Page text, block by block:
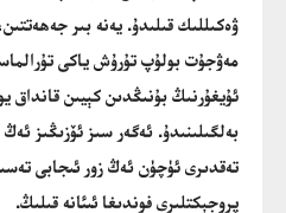
ۋەكىللىك قىلىدۇ. يەنە بىر
مەۋجۇت بولۇپ تۇرۇش ياكى
ئۇيغۇرنىڭ بۇنىڭدىن كېيىن قانداق
بەلگىلىنىدۇ. ئەگەر سىز ئۆزىڭىز
تەقدىرى ئۈچۈن ئەڭ زور ئىجابى
پروجېكتلىرى فوندىغا ئىئانە قىلىڭ.